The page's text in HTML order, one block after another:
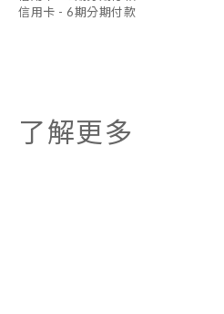
信用卡 - 6期分期付款
了解更多